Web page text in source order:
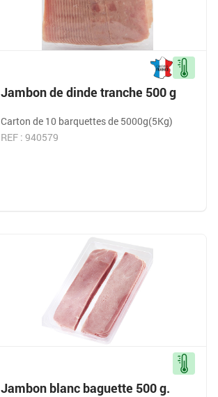
Jambon de dinde tranche 500 g
Carton de 10 barquettes de 5000g(5Kg)
REF : 940579
Jambon blanc baguette 500 g.